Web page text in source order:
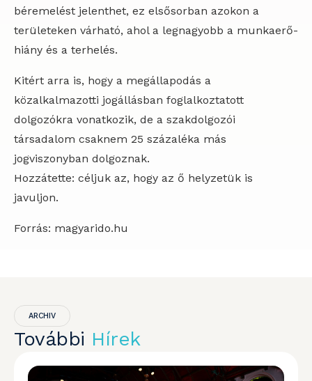
béremelést jelenthet, ez elsősorban azokon a
területeken várható, ahol a legnagyobb a munkaerő-
hiány és a terhelés.
Kitért arra is, hogy a megállapodás a
közalkalmazotti jogállásban foglalkoztatott
dolgozókra vonatkozik, de a szakdolgozói
társadalom csaknem 25 százaléka más
jogviszonyban dolgoznak.
Hozzátette: céljuk az, hogy az ő helyzetük is
javuljon.
Forrás: magyarido.hu
ARCHIV
További Hírek